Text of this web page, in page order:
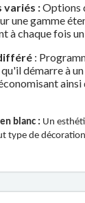
variés :Options
une gamme
à chaque fois
:
démarre à
ainsi
blanc : Un
type de